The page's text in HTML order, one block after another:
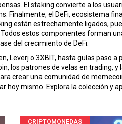
. El staking convierte a los
Finalmente, el DeFi, ecosistema
están estrechamente ligados,
estos componentes forman
del crecimiento de DeFi.
Leverj o 3XBIT, hasta guías paso a
los patrones de velas en trading, y
crear una comunidad de
hoy mismo. Explora la colección y
CRIPTOMONEDAS